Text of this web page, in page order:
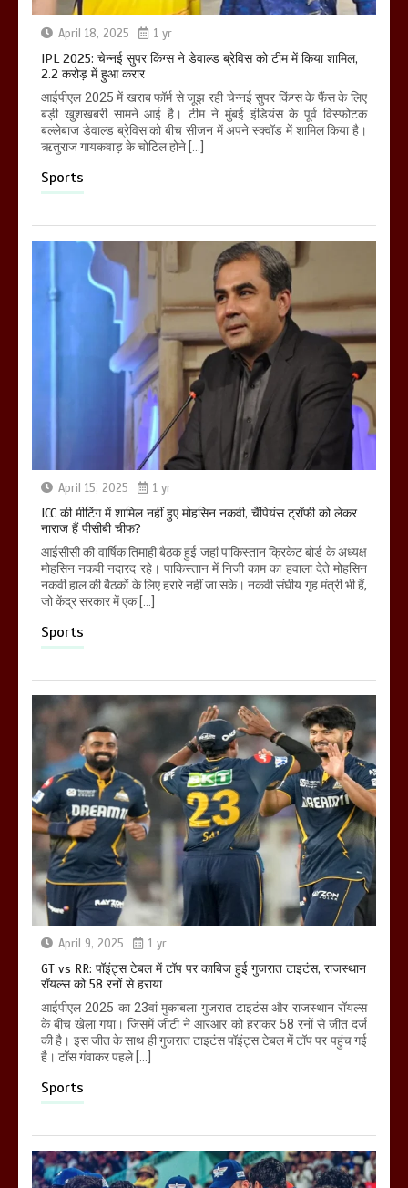
April 18, 2025 1 yr
IPL 2025: चेन्नई सुपर किंग्स ने डेवाल्ड ब्रेविस को टीम में किया शामिल,
2.2 करोड़ में हुआ करार
आईपीएल 2025 में खराब फॉर्म से जूझ रही चेन्नई सुपर किंग्स के फैंस के लिए
बड़ी खुशखबरी सामने आई है। टीम ने मुंबई इंडियंस के पूर्व विस्फोटक
बल्लेबाज डेवाल्ड ब्रेविस को बीच सीजन में अपने स्क्वॉड में शामिल किया है।
ऋतुराज गायकवाड़ के चोटिल होने […]
Sports
April 15, 2025 1 yr
ICC की मीटिंग में शामिल नहीं हुए मोहसिन नकवी, चैंपियंस ट्रॉफी को लेकर
नाराज हैं पीसीबी चीफ?
आईसीसी की वार्षिक तिमाही बैठक हुई जहां पाकिस्तान क्रिकेट बोर्ड के अध्यक्ष
मोहसिन नकवी नदारद रहे। पाकिस्तान में निजी काम का हवाला देते मोहसिन
नकवी हाल की बैठकों के लिए हरारे नहीं जा सके। नकवी संघीय गृह मंत्री भी हैं,
जो केंद्र सरकार में एक […]
Sports
April 9, 2025 1 yr
GT vs RR: पॉइंट्स टेबल में टॉप पर काबिज हुई गुजरात टाइटंस, राजस्थान
रॉयल्स को 58 रनों से हराया
आईपीएल 2025 का 23वां मुकाबला गुजरात टाइटंस और राजस्थान रॉयल्स
के बीच खेला गया। जिसमें जीटी ने आरआर को हराकर 58 रनों से जीत दर्ज
की है। इस जीत के साथ ही गुजरात टाइटंस पॉइंट्स टेबल में टॉप पर पहुंच गई
है। टॉस गंवाकर पहले […]
Sports